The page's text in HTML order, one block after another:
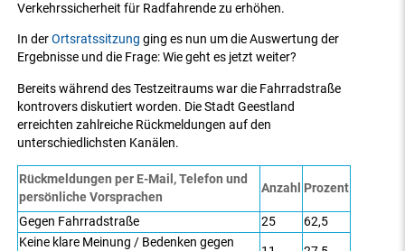
Verkehrssicherheit für Radfahrende zu erhöhen.
In derOrtsratssitzung ging es nun um die Auswertung der
Ergebnisse und die Frage: Wie geht es jetzt weiter?
Bereits während des Testzeitraums war die Fahrradstraße
kontrovers diskutiert worden. Die Stadt Geestland
erreichten zahlreiche Rückmeldungen auf den
unterschiedlichsten Kanälen.
Rückmeldungen per E-Mail, Telefon und
persönliche Vorsprachen
Anzahl Prozent
Gegen Fahrradstraße 25
62,5
Keine klare Meinung / Bedenken gegen